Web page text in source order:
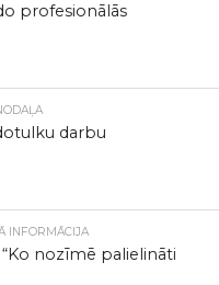
profesionālās
darbu
INFORMĀCIJA
“Ko nozīmē palielināti